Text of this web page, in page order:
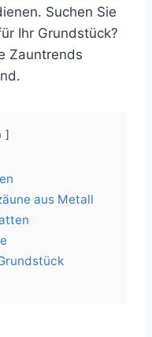
Suchen Sie
Ihr Grundstück?
Zauntrends
aus Metall